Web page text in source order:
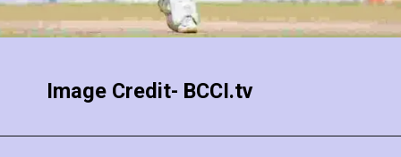
Image Credit- BCCI.tv